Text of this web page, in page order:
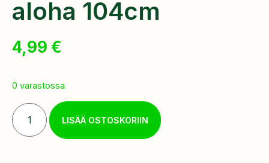
aloha 104cm
4,99 €
0 varastossa
LISÄÄ OSTOSKORIIN